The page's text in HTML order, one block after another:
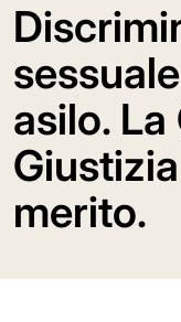
asilo.
merito.